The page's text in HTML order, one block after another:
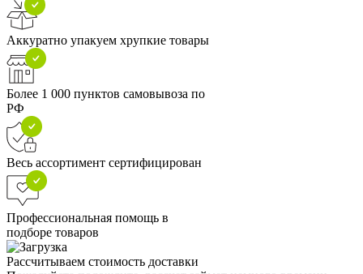
Аккуратно упакуем хрупкие товары
Более 1 000 пунктов самовывоза по
РФ
Весь ассортимент сертифицирован
Профессиональная помощь в
подборе товаров
Рассчитываем стоимость доставки